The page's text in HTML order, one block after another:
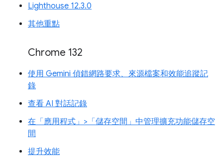
Lighthouse 12.3.0
其他重點
Chrome 132
使用 Gemini 偵錯網路要求、來源檔案和效能追蹤記
錄
查看 AI 對話記錄
在「應用程式」>「儲存空間」中管理擴充功能儲存空
間
提升效能